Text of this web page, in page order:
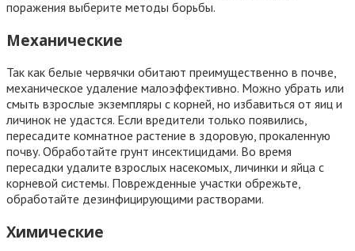
поражения выберите методы борьбы.
Механические
Так как белые червячки обитают преимущественно в почве,
механическое удаление малоэффективно. Можно убрать или
смыть взрослые экземпляры с корней, но избавиться от яиц и
личинок не удастся. Если вредители только появились,
пересадите комнатное растение в здоровую, прокаленную
почву. Обработайте грунт инсектицидами. Во время
пересадки удалите взрослых насекомых, личинки и яйца с
корневой системы. Поврежденные участки обрежьте,
обработайте дезинфицирующими растворами.
Химические